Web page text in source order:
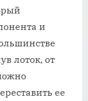
и
лоток, от
ее